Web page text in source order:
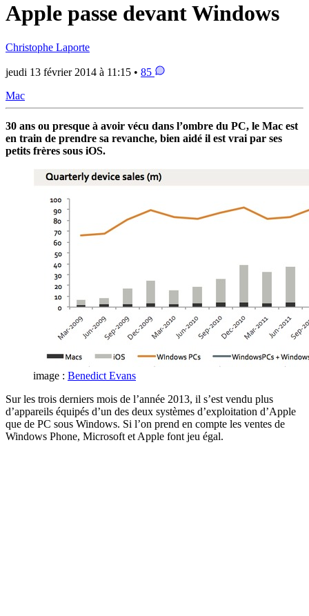
Apple passe devant Windows
Christophe Laporte
jeudi 13 février 2014 à 11:15 • 85
Mac
30 ans ou presque à avoir vécu dans l’ombre du PC, le Mac est
en train de prendre sa revanche, bien aidé il est vrai par ses
petits frères sous iOS.
image : Benedict Evans
Sur les trois derniers mois de l’année 2013, il s’est vendu plus
d’appareils équipés d’un des deux systèmes d’exploitation d’Apple
que de PC sous Windows. Si l’on prend en compte les ventes de
Windows Phone, Microsoft et Apple font jeu égal.